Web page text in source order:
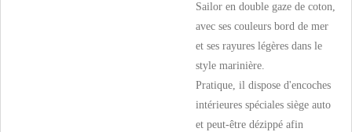
Sailor en double gaze de coton,
avec ses couleurs bord de mer
et ses rayures légères dans le
style marinière.
Pratique, il dispose d'encoches
intérieures spéciales siège auto
et peut-être dézippé afin